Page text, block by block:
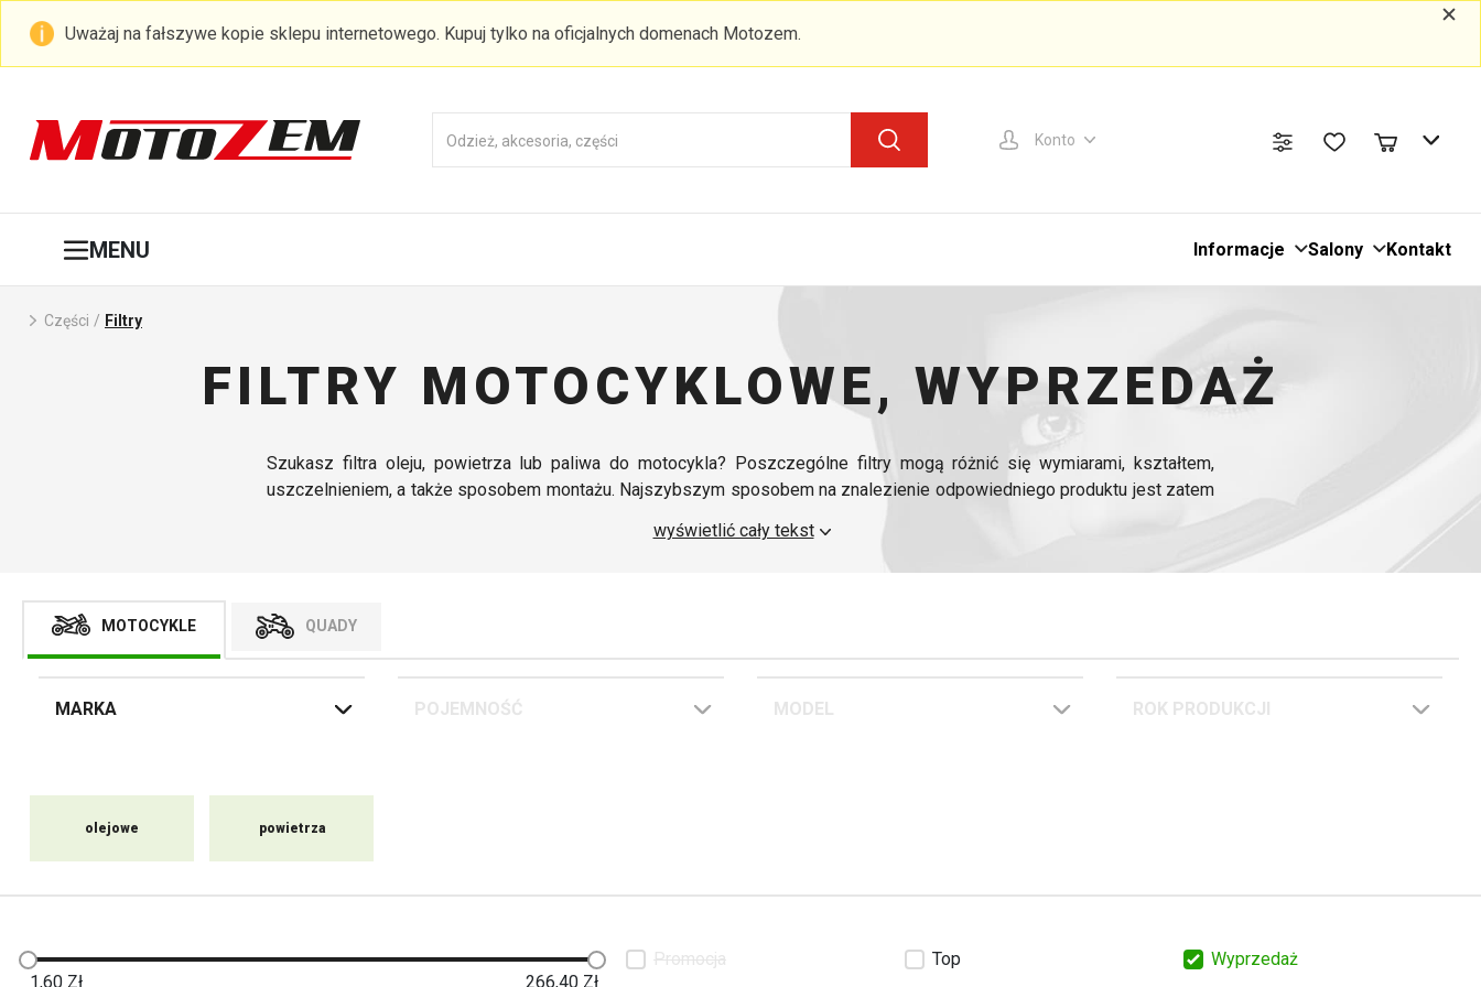
Uważaj na fałszywe kopie sklepu internetowego. Kupuj tylko na oficjalnych domenach Motozem.
Konto
MENU Informacje Salony Kontakt
Części / Filtry
FILTRY MOTOCYKLOWE, WYPRZEDAŻ
Szukasz filtra oleju, powietrza lub paliwa do motocykla? Poszczególne filtry mogą różnić się wymiarami, kształtem,
uszczelnieniem, a także sposobem montażu. Najszybszym sposobem na znalezienie odpowiedniego produktu jest zatem
motocykl był w przeszłości modyfikowany.
wyświetlić cały tekst
MOTOCYKLE QUADY
MARKA POJEMNOŚĆ MODEL ROK PRODUKCJI
olejowe powietrza
1,60 Zł 266,40 Zł
Promocja Top Wyprzedaż